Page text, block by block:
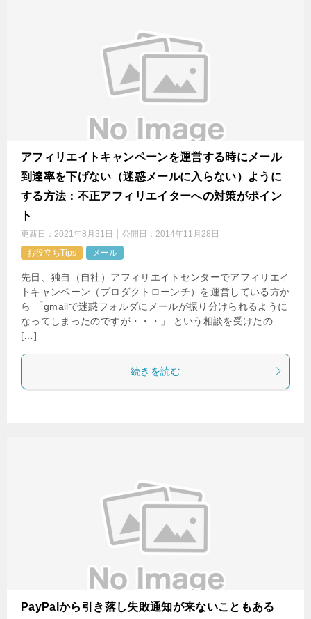
アフィリエイトキャンペーンを運営する時にメール
到達率を下げない（迷惑メールに入らない）ように
する方法：不正アフィリエイターへの対策がポイン
ト
更新日： 2021年8月31日 公開日： 2014年11月28日
お役立ちTips
メール
先日、独自（自社）アフィリエイトセンターでアフィリエイ
トキャンペーン（プロダクトローンチ）を運営している方か
ら 「gmailで迷惑フォルダにメールが振り分けられるように
なってしまったのですが・・・」 という相談を受けたの
[…]
続きを読む
PayPalから引き落し失敗通知が来ないこともある